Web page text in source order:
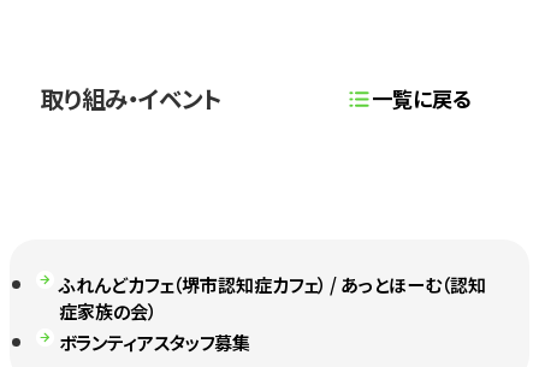
取り組み・イベント 一覧に戻る
ふれんどカフェ（堺市認知症カフェ） / あっとほーむ（認知
症家族の会）
ボランティアスタッフ募集